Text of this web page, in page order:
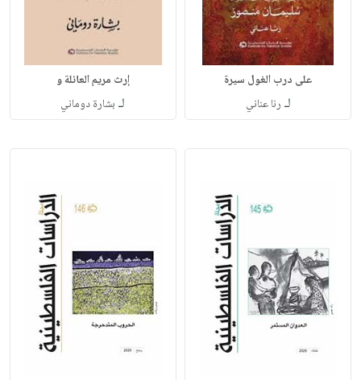
على درب الغول سيرة
لـ رنا عناني
إرث مريم العائلة و
لـ بشارة دوماني